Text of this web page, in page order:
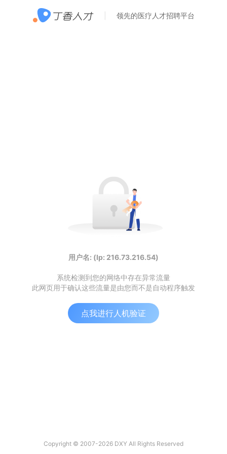
领先的医疗人才招聘平台
用户名: (Ip: 216.73.216.54)
系统检测到您的网络中存在异常流量
此网页用于确认这些流量是由您而不是自动程序触发
点我进行人机验证
Copyright © 2007-2026 DXY All Rights Reserved